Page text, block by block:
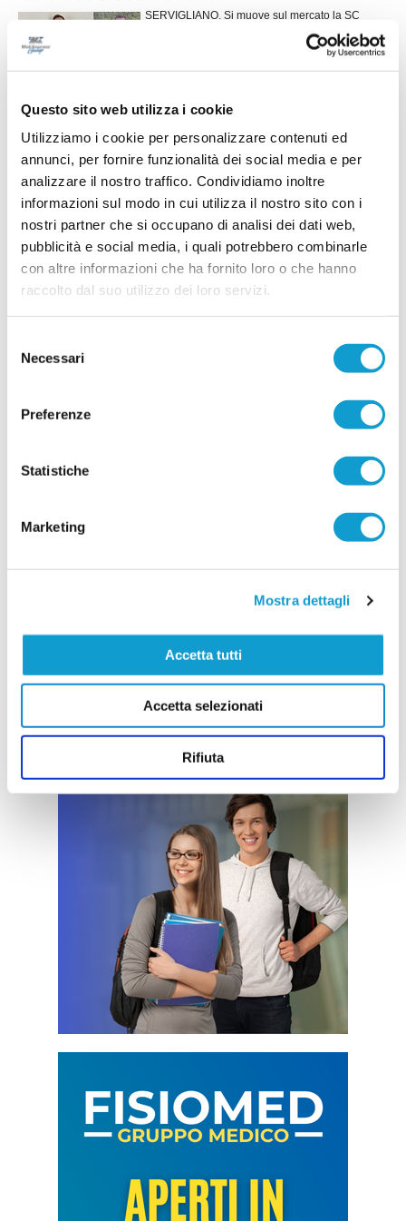
Questo sito web utilizza i cookie
Utilizziamo i cookie per personalizzare contenuti ed
annunci, per fornire funzionalità dei social media e per
analizzare il nostro traffico. Condividiamo inoltre
informazioni sul modo in cui utilizza il nostro sito con i
nostri partner che si occupano di analisi dei dati web,
pubblicità e social media, i quali potrebbero combinarle
con altre informazioni che ha fornito loro o che hanno
raccolto dal suo utilizzo dei loro servizi.
delNecessari
Preferenze
Statistiche
Marketing
Mostra dettagli
Accetta tutti
Accetta selezionati
Rifiuta
SERVIGLIANO. Si muove sul mercato la SC
Servigliano che prenderà parte al prossimo
campionato di Terza categoria. Negli ultimi giorni
il DS Mirco Settimi ha messo a segno due colpi di
&lsqu...leggi
PORTO SANT'ELPIDIO. Del Gatto: "Per me è
un ritorno a casa"
L'avventura di Andrea Del Gatto sulla panchina
del Porto Sant'Elpidio è pronta a iniziare. Dopo
anni da vice allenatore in piazze importanti come
Montegranaro, Fermana e Montegiorgio, il tecnico
debutterà da primo...leggi
ATLETICO M.U. 84, doppio rinforzo a
L'Atletico M.U. 84 continua a muoversi sul
arrivi di Francesco Paolini e Tommaso... leggi
Vai all'edizione provinciale